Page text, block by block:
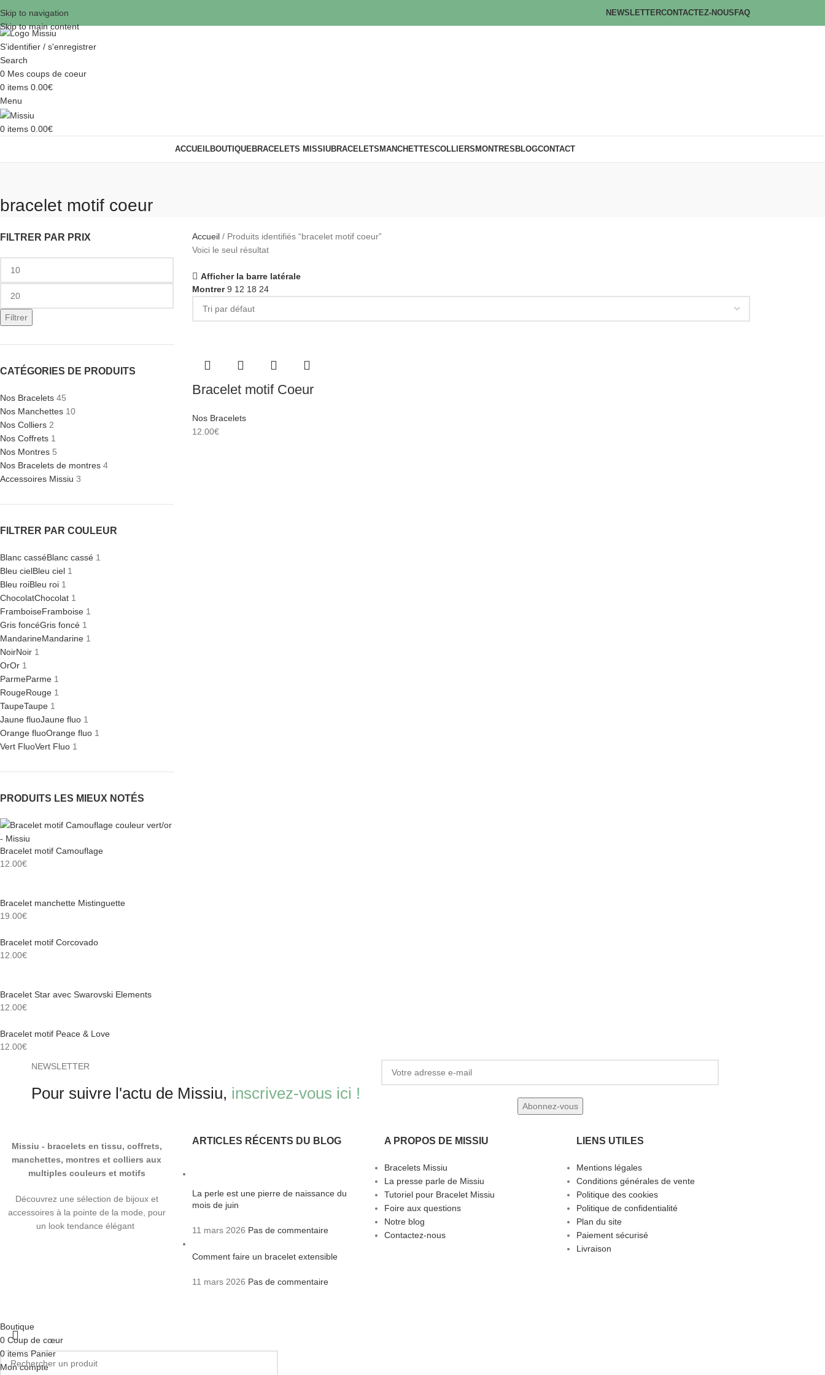
Skip to navigation
Skip to main content
NEWSLETTERCONTACTEZ-NOUS FAQ
S'identifier / s'enregistrer
Search
0 Mes coups de coeur
0 items 0.00€
Menu
0 items 0.00€
ACCUEILBOUTIQUEBRACELETS MISSIUBRACELETS MANCHETTESCOLLIERS MONTRES BLOGCONTACT
bracelet motif coeur
FILTRER PAR PRIX
Filtrer
CATÉGORIES DE PRODUITS
Nos Bracelets 45
Nos Manchettes 10
Nos Colliers 2
Nos Coffrets 1
Nos Montres 5
Nos Bracelets de montres 4
Accessoires Missiu 3
FILTRER PAR COULEUR
Blanc casséBlanc cassé 1
Bleu cielBleu ciel 1
Bleu roiBleu roi 1
ChocolatChocolat 1
FramboiseFramboise 1
Gris foncéGris foncé 1
MandarineMandarine 1
NoirNoir 1
OrOr 1
ParmeParme 1
RougeRouge 1
TaupeTaupe 1
Jaune fluoJaune fluo 1
Orange fluoOrange fluo 1
Vert FluoVert Fluo 1
PRODUITS LES MIEUX NOTÉS
Bracelet motif Camouflage
12.00€
Bracelet manchette Mistinguette
19.00€
Bracelet motif Corcovado
12.00€
Bracelet Star avec Swarovski Elements
12.00€
Bracelet motif Peace & Love
12.00€
Accueil
Produits identifiés “bracelet motif coeur”
Voici le seul résultat
Afficher la barre latérale
Montrer9 12 18 24
Bracelet motif Coeur
Nos Bracelets
12.00€
NEWSLETTER
Pour suivre l'actu de Missiu, inscrivez-vous ici !
Missiu - bracelets en tissu, coffrets,
manchettes, montres et colliers aux
multiples couleurs et motifs
Découvrez une sélection de bijoux et
accessoires à la pointe de la mode, pour
un look tendance élégant
ARTICLES RÉCENTS DU BLOG
La perle est une pierre de naissance du
mois de juin
11 mars 2026 Pas de commentaire
Comment faire un bracelet extensible
11 mars 2026 Pas de commentaire
A PROPOS DE MISSIU
Bracelets Missiu
La presse parle de Missiu
Tutoriel pour Bracelet Missiu
Foire aux questions
Notre blog
Contactez-nous
LIENS UTILES
Mentions légales
Conditions générales de vente
Politique des cookies
Politique de confidentialité
Plan du site
Paiement sécurisé
Livraison
Boutique
0 Coup de cœur
0items Panier
Mon compte